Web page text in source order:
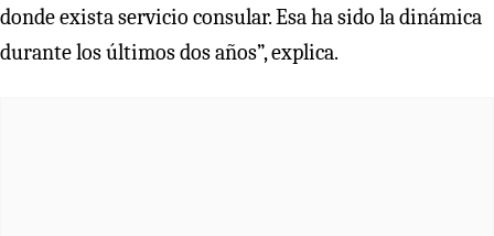
donde exista servicio consular. Esa ha sido la dinámica
durante los últimos dos años”, explica.